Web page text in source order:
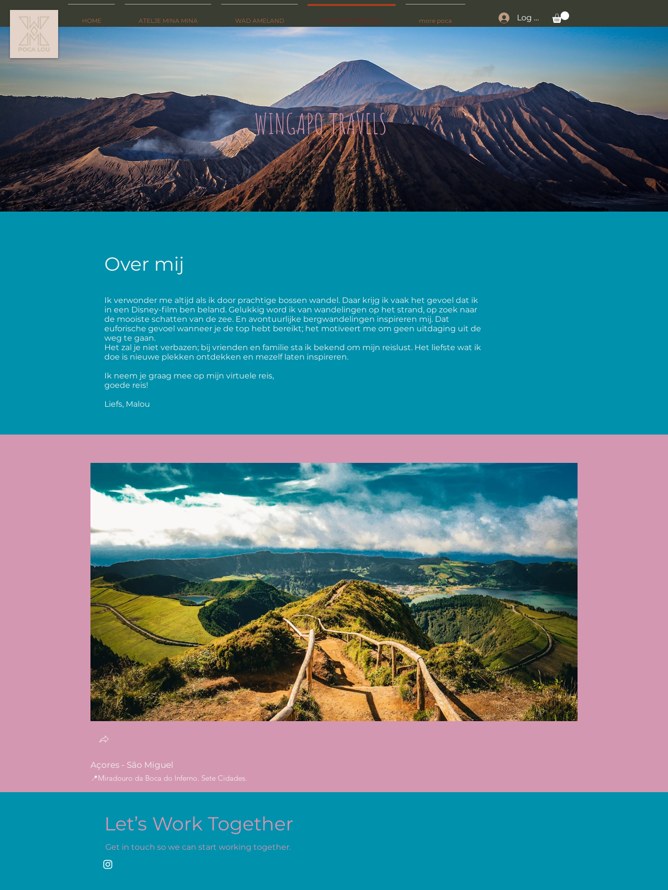
HOME ATELJE MINA MINA WAD AMELAND WINGAPO TRAVELS more poca Log In
WINGAPO TRAVELS
Over mij
Ik verwonder me altijd als ik door prachtige bossen wandel. Daar krijg ik vaak het gevoel dat ik
in een Disney-film ben beland. Gelukkig word ik van wandelingen op het strand, op zoek naar
de mooiste schatten van de zee. En avontuurlijke bergwandelingen inspireren mij. Dat
euforische gevoel wanneer je de top hebt bereikt; het motiveert me om geen uitdaging uit de
weg te gaan.
Het zal je niet verbazen; bij vrienden en familie sta ik bekend om mijn reislust. Het liefste wat ik
doe is nieuwe plekken ontdekken en mezelf laten inspireren.
Ik neem je graag mee op mijn virtuele reis,
goede reis!
Liefs, Malou
Açores - São Miguel
📍Miradouro da Boca do Inferno. Sete Cidades.
Let’s Work Together
Get in touch so we can start working together.